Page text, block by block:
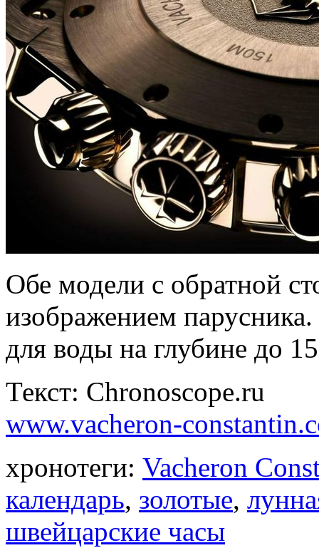
Обе модели с обратной
изображением
для воды на глубине до
Текст: Chronoscope.ru
www.vacheron-
хронотеги: Vacheron
календарь, золотые,
швейцарские часы